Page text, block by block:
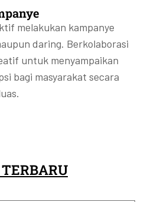
melakukan kampanye
daring. Berkolaborasi
untuk menyampaikan
bagi masyarakat secara